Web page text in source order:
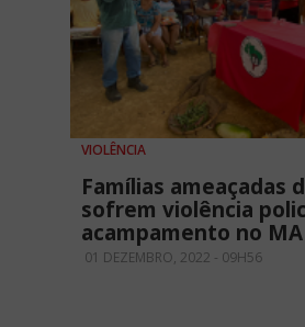
VIOLÊNCIA
Famílias ameaçadas
sofrem violência
acampamento no MA
01 DEZEMBRO, 2022 - 09H56